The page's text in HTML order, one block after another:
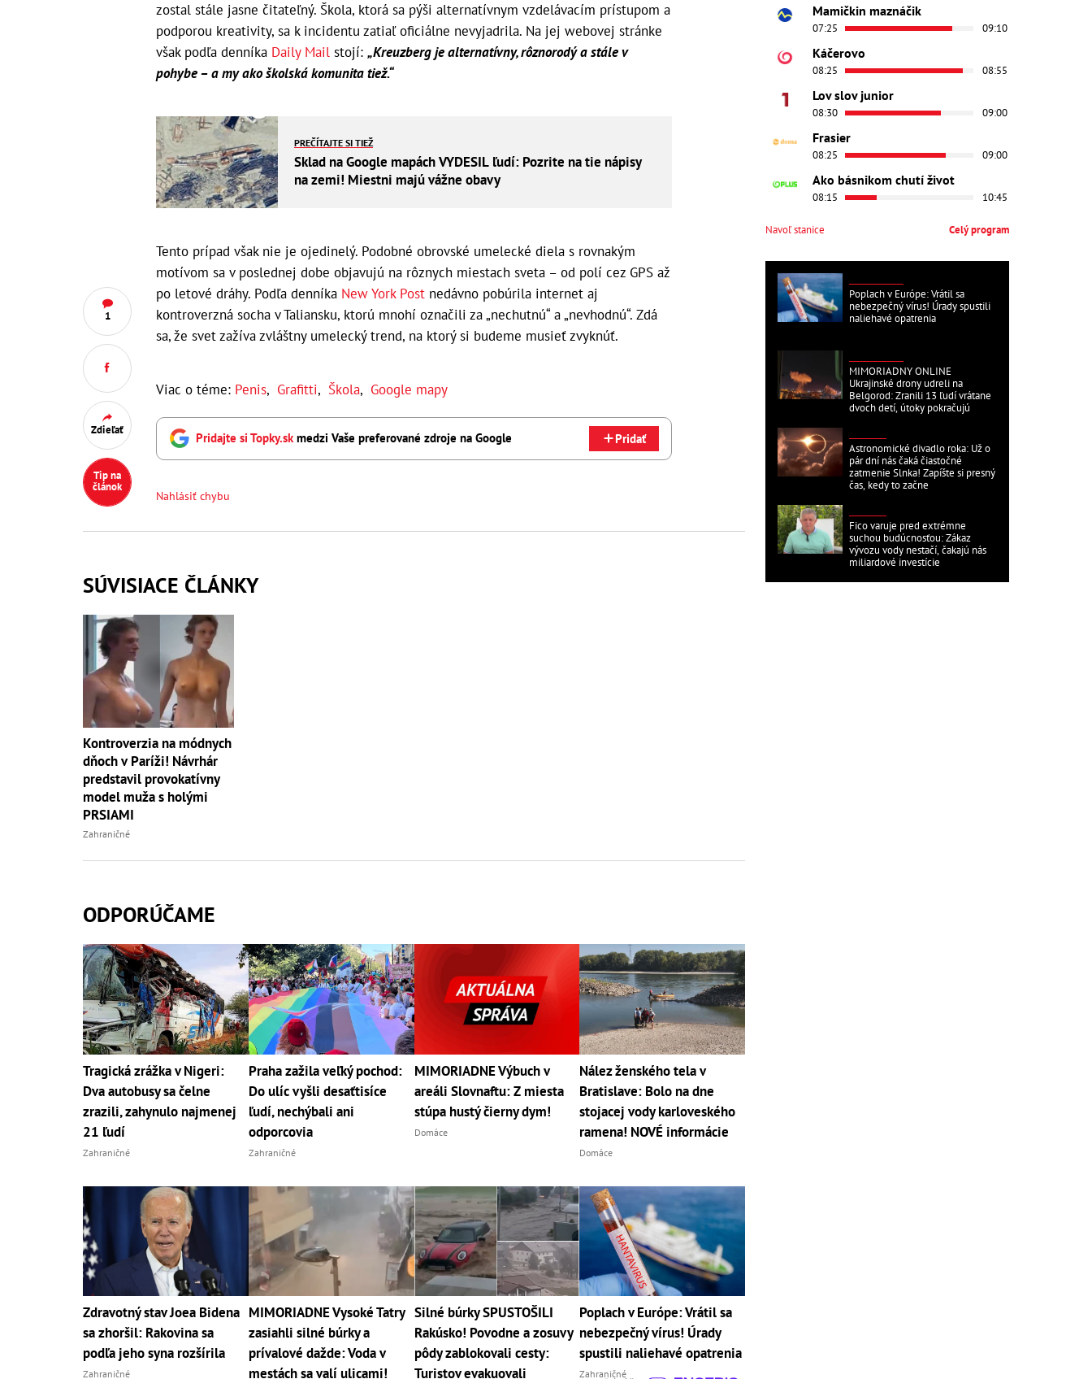
1
Zdieľať
Tip na
článok
zostal stále jasne čitateľný. Škola, ktorá sa pýši alternatívnym vzdelávacím prístupom a
podporou kreativity, sa k incidentu zatiaľ oficiálne nevyjadrila. Na jej webovej stránke
však podľa denníka Daily Mail stojí: „Kreuzberg je alternatívny, rôznorodý a stále v
pohybe – a my ako školská komunita tiež.“
PREČÍTAJTE SI TIEŽ
Sklad na Google mapách VYDESIL ľudí: Pozrite na tie nápisy
na zemi! Miestni majú vážne obavy
Tento prípad však nie je ojedinelý. Podobné obrovské umelecké diela s rovnakým
motívom sa v poslednej dobe objavujú na rôznych miestach sveta – od polí cez GPS až
po letové dráhy. Podľa denníka New York Post nedávno pobúrila internet aj
kontroverzná socha v Taliansku, ktorú mnohí označili za „nechutnú“ a „nevhodnú“. Zdá
sa, že svet zažíva zvláštny umelecký trend, na ktorý si budeme musieť zvyknúť.
Viac o téme: Penis, Grafitti, Škola, Google mapy
Pridajte si Topky.skmedzi Vaše preferované zdroje na Google Pridať
Nahlásiť chybu
SÚVISIACE ČLÁNKY
Kontroverzia na módnych
dňoch v Paríži! Návrhár
predstavil provokatívny
model muža s holými
PRSIAMI
Zahraničné
ODPORÚČAME
Tragická zrážka v Nigeri:
Dva autobusy sa čelne
zrazili, zahynulo najmenej
21 ľudí
Zahraničné
Praha zažila veľký pochod:
Do ulíc vyšli desaťtisíce
ľudí, nechýbali ani
odporcovia
Zahraničné
MIMORIADNE Výbuch v
areáli Slovnaftu: Z miesta
stúpa hustý čierny dym!
Domáce
Nález ženského tela v
Bratislave: Bolo na dne
stojacej vody karloveského
ramena! NOVÉ informácie
Domáce
Zdravotný stav Joea Bidena
sa zhoršil: Rakovina sa
podľa jeho syna rozšírila
Zahraničné
MIMORIADNE Vysoké Tatry
zasiahli silné búrky a
prívalové dažde: Voda v
mestách sa valí ulicami!
Silné búrky SPUSTOŠILI
Rakúsko! Povodne a zosuvy
pôdy zablokovali cesty:
Turistov evakuovali
Poplach v Európe: Vrátil sa
nebezpečný vírus! Úrady
spustili naliehavé opatrenia
Zahraničné
Mamičkin maznáčik
07:25 09:10
Káčerovo
08:25 08:55
Lov slov junior
08:30 09:00
Frasier
08:25 09:00
Ako básnikom chutí život
08:15 10:45
Navoľ stanice Celý program
Poplach v Európe: Vrátil sa
nebezpečný vírus! Úrady spustili
naliehavé opatrenia
MIMORIADNY ONLINE
Ukrajinské drony udreli na
Belgorod: Zranili 13 ľudí vrátane
dvoch detí, útoky pokračujú
Astronomické divadlo roka: Už o
pár dní nás čaká čiastočné
zatmenie Slnka! Zapíšte si presný
čas, kedy to začne
Fico varuje pred extrémne
suchou budúcnosťou: Zákaz
vývozu vody nestačí, čakajú nás
miliardové investície